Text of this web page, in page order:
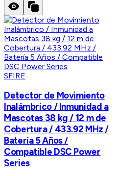
SFIRE
Detector de Movimiento
Inalámbrico / Inmunidad a
Mascotas 38 kg / 12 m de
Cobertura / 433.92 MHz /
Batería 5 Años /
Compatible DSC Power
Series